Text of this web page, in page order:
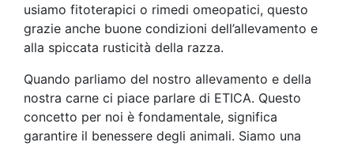
usiamo fitoterapici o rimedi omeopatici, questo
grazie anche buone condizioni dell’allevamento e
alla spiccata rusticità della razza.
Quando parliamo del nostro allevamento e della
nostra carne ci piace parlare di ETICA. Questo
concetto per noi è fondamentale, significa
garantire il benessere degli animali. Siamo una